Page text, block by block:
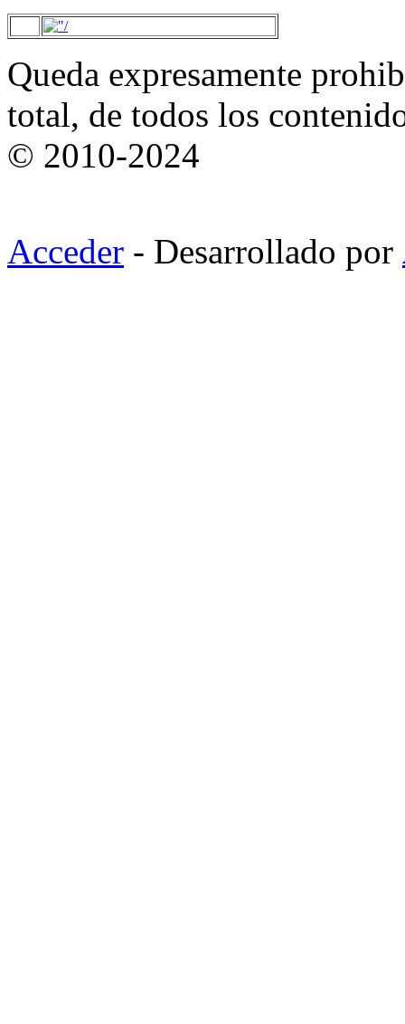
Queda expresamente
total, de todos los
© 2010-2024
Acceder - Desarrollado por